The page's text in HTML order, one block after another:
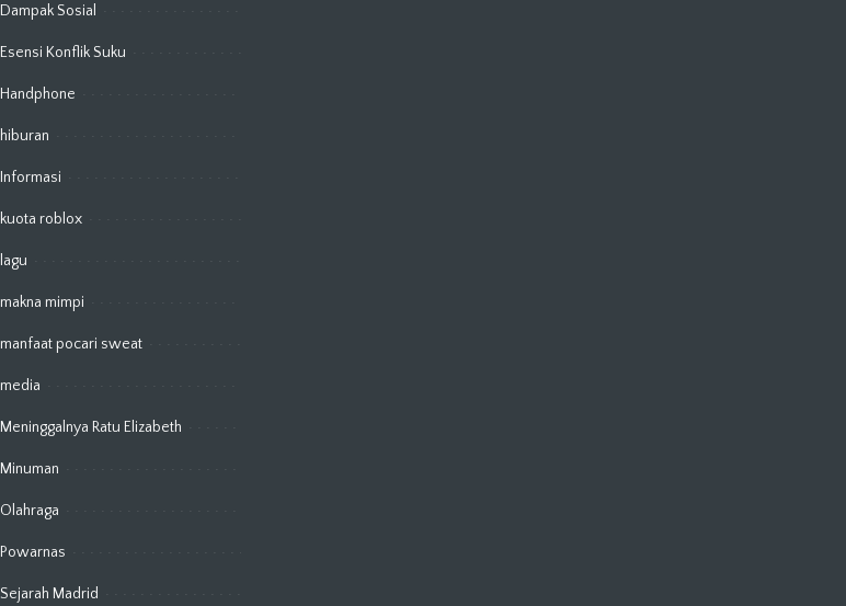
Dampak Sosial
Esensi Konflik Suku
Handphone
hiburan
Informasi
kuota roblox
lagu
makna mimpi
manfaat pocari sweat
media
Meninggalnya Ratu Elizabeth
Minuman
Olahraga
Powarnas
Sejarah Madrid